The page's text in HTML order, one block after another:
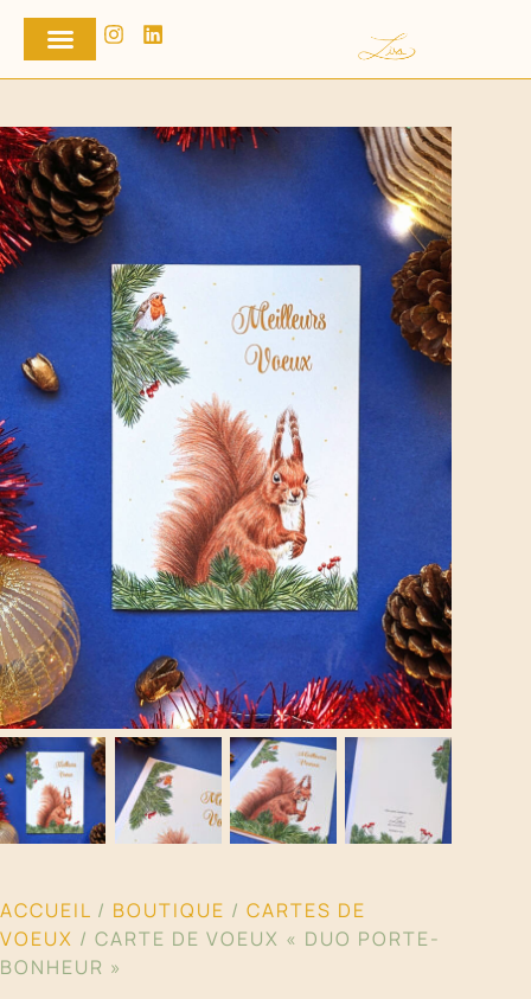
ACCUEIL / BOUTIQUE / CARTES DE
VOEUX / CARTE DE VOEUX « DUO PORTE-
BONHEUR »